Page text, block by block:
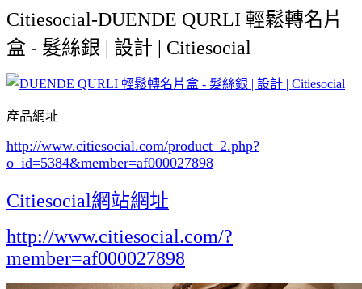
Citiesocial-DUENDE QURLI 輕鬆轉名片
盒 - 髮絲銀 | 設計 | Citiesocial
產品網址
http://www.citiesocial.com/product_2.php?
o_id=5384&member=af000027898
Citiesocial網站網址
http://www.citiesocial.com/?
member=af000027898